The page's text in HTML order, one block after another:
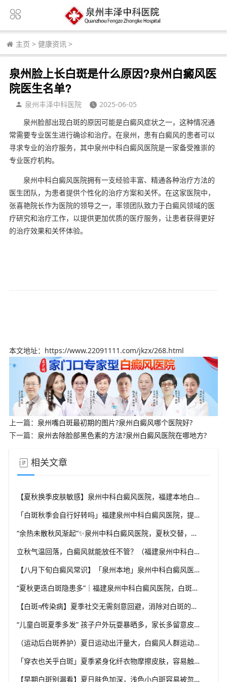
主页 > 健康资讯 >
泉州脸上长白斑是什么原因?泉州白癜风医
院医生名单?
泉州丰泽中科医院
2025-06-05
泉州脸部出现白斑的原因可能是白癜风症状之一，这种情况通
常需要专业医生进行确诊和治疗。在泉州，患有白癜风的患者可以
寻求专业的治疗服务，其中泉州中科白癜风医院是一家备受推崇的
专业医疗机构。
泉州中科白癜风医院拥有一支经验丰富、精通各种治疗方法的
医生团队，为患者提供个性化的治疗方案和关怀。在这家医院中，
张喜艳院长作为医院的领导之一，率领团队致力于白癜风领域的医
疗研究和治疗工作，以提供更加优质的医疗服务，让患者获得更好
的治疗效果和关怀体验。
本文地址：https://www.22091111.com/jkzx/268.html
上一篇： 泉州嘴白斑最初期的图片?泉州白癜风哪个医院好?
下一篇： 泉州去除脸部黑色素的方法?泉州白癜风医院在哪地方?
相关文章
【夏秋换季皮肤敏感】泉州中科白癜风医院，福建本地白斑朋友，做好日常护理很关键
「白斑秋季会自行好转吗」福建泉州中科白癜风医院，提醒广大患者切勿抱有侥幸心理
“余热未散秋风渐起”✨泉州中科白癜风医院，夏秋交替，白癜风患者饮食要多留心
立秋气温回落，白癜风就能放任不管？（福建泉州中科白癜风医院）这些误区要避开
【八月下旬白癜风常识】「泉州本地」泉州中科白癜风医院，换季调适，守护皮肤健康状态
“夏秋更迭白斑隐患多”｜福建泉州中科白癜风医院，白斑出现变化，切莫盲目自行处理
【白斑≠传染病】夏季社交无需刻意回避，消除对白斑的误解，泉州中科白癜风医院科普白癜风基础常识
“儿童白斑夏季多发” 孩子户外玩耍暴晒多，家长多留意皮肤变化，泉州中科白癜风医院浅谈孩童白斑相关护理
（运动后白斑养护）夏日运动出汗量大，白癜风人群运动需兼顾防晒与干爽，泉州中科白癜风医院分享运动注意点
「穿衣也关乎白斑」夏季紧身化纤衣物摩擦皮肤，容易触发同形反应，泉州中科白癜风医院推荐白斑人群穿搭选择
【早期白斑别漏看】夏日肤色加深，浅色小白斑容易被忽略，泉州中科白癜风医院提示发现异常白斑尽早筛查